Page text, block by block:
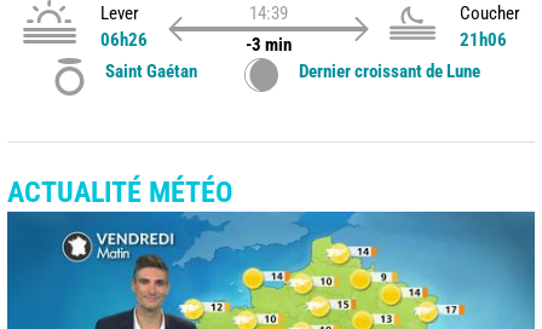
Lever
06h26
14:39
-3 min
Coucher
21h06
Saint Gaétan
Dernier croissant de Lune
ACTUALITÉ MÉTÉO